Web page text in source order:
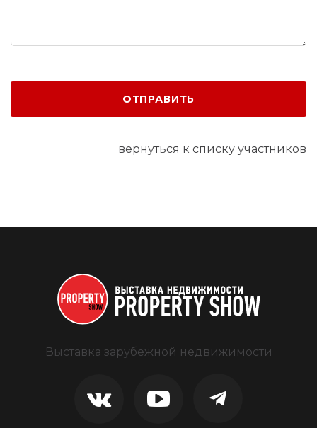
ОТПРАВИТЬ
вернуться к списку участников
Выставка зарубежной недвижимости